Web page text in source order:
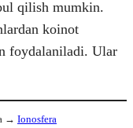
qilish mumkin.
koinot
foydalaniladi. Ular
→ Ionosfera